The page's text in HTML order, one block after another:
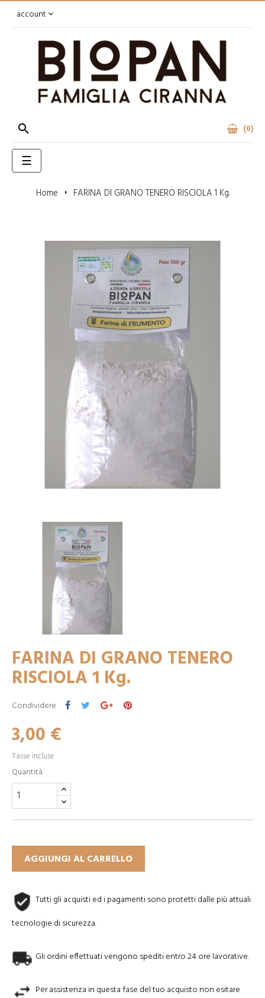
account
 0
navigazione
Toggle
☰
Home FARINA DI GRANO TENERO RISCIOLA 1 Kg.
FARINA DI GRANO TENERO
RISCIOLA 1 Kg.
Condividere
3,00 €
Tasse incluse
Quantità
AGGIUNGI AL CARRELLO
Tutti gli acquisti ed i pagamenti sono protetti dalle più attuali
tecnologie di sicurezza.
Gli ordini effettuati vengono spediti entro 24 ore lavorative.
Per assistenza in questa fase del tuo acquisto non esitare